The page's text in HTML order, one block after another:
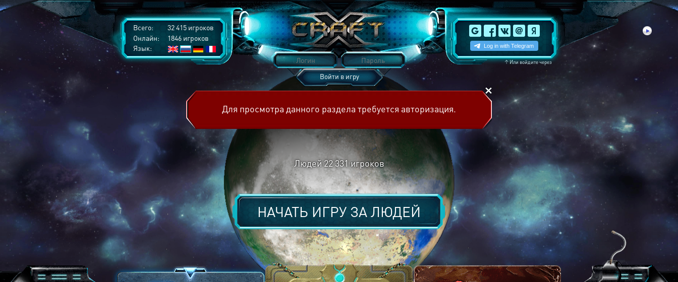
Всего:
32 415 игроков
Онлайн:
1846 игроков
Язык:
↑Или войдите через
Войти в игру
Для просмотра данного раздела требуется авторизация.
Людей 22 331 игроков
НАЧАТЬ ИГРУ ЗАЛЮДЕЙ